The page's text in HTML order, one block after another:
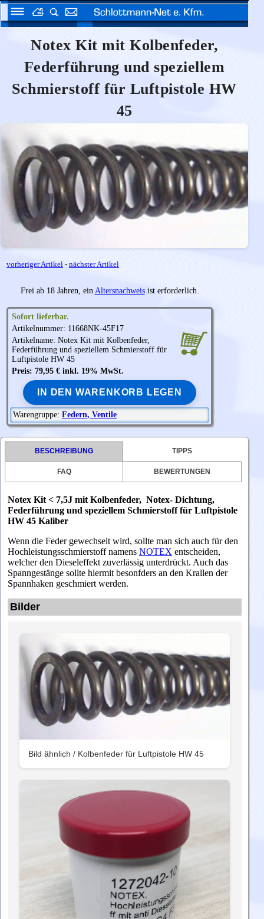
Notex Kit mit Kolbenfeder,
Federführung und speziellem
Schmierstoff für Luftpistole HW
45
vorheriger Artikel - nächster Artikel
Frei ab 18 Jahren, ein Altersnachweisist erforderlich.
Sofort lieferbar.
Artikelnummer: 11668NK-45F17
Artikelname: Notex Kit mit Kolbenfeder,
Federführung und speziellem Schmierstoff für
Luftpistole HW 45
Preis: 79,95 € inkl. 19% MwSt.
IN DEN WARENKORB LEGEN
Warengruppe: Federn, Ventile
BESCHREIBUNG TIPPS
FAQ BEWERTUNGEN
Notex Kit < 7,5J mit Kolbenfeder, Notex- Dichtung,
Federführung und speziellem Schmierstoff für Luftpistole
HW 45 Kaliber
Wenn die Feder gewechselt wird, sollte man sich auch für den
Hochleistungsschmierstoff namens NOTEX entscheiden,
welcher den Dieseleffekt zuverlässig unterdrückt. Auch das
Spanngestänge sollte hiermit besonfders an den Krallen der
Spannhaken geschmiert werden.
Bilder
Bild ähnlich / Kolbenfeder für Luftpistole HW 45